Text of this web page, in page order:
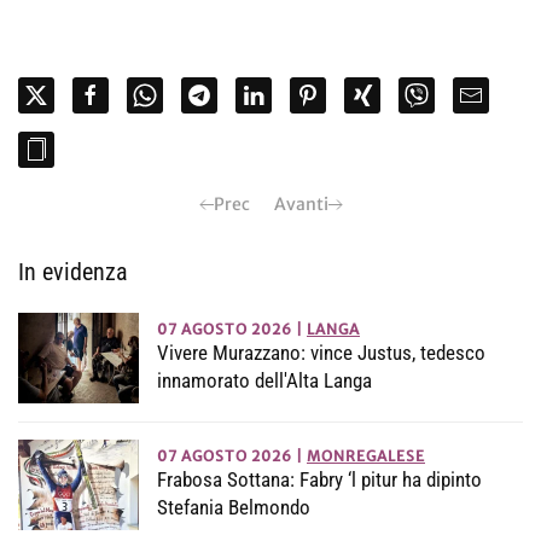
Prec Avanti
In evidenza
07 AGOSTO 2026 LANGA
Vivere Murazzano: vince Justus, tedesco
innamorato dell'Alta Langa
07 AGOSTO 2026 MONREGALESE
Frabosa Sottana: Fabry ‘l pitur ha dipinto
Stefania Belmondo